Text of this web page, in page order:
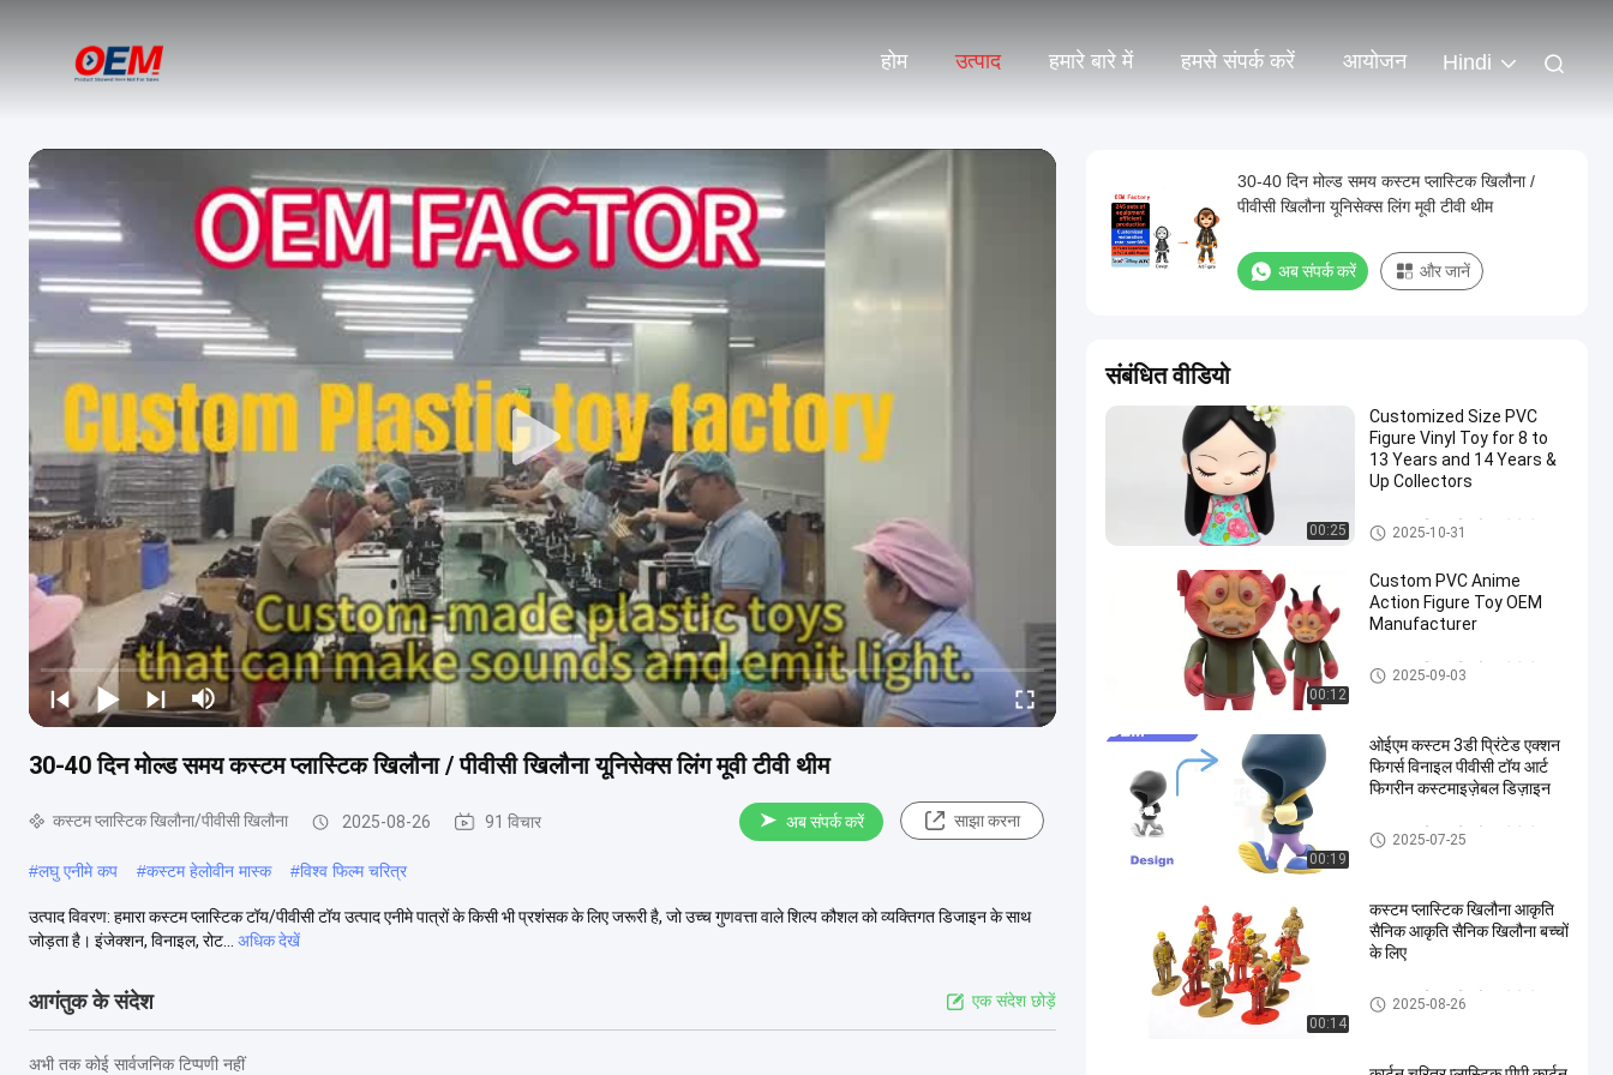
होम उत्पाद हमारे बारे में हमसे संपर्क करें आयोजन Hindi
30-40 दिन मोल्ड समय कस्टम प्लास्टिक खिलौना / पीवीसी खिलौना यूनिसेक्स लिंग मूवी टीवी थीम
कस्टम प्लास्टिक खिलौना/पीवीसी खिलौना 2025-08-26 91 विचार अब संपर्क करें साझा करना
#लघु एनीमे कप #कस्टम हेलोवीन मास्क #विश्व फिल्म चरित्र
उत्पाद विवरण: हमारा कस्टम प्लास्टिक टॉय/पीवीसी टॉय उत्पाद एनीमे पात्रों के किसी भी प्रशंसक के लिए जरूरी है, जो उच्च गुणवत्ता वाले शिल्प कौशल को व्यक्तिगत डिजाइन के साथ
जोड़ता है। इंजेक्शन, विनाइल, रोट...
अधिक देखें
आगंतुक के संदेश एक संदेश छोड़ें
अभी तक कोई सार्वजनिक टिप्पणी नहीं
30-40 दिन मोल्ड समय कस्टम प्लास्टिक खिलौना /
पीवीसी खिलौना यूनिसेक्स लिंग मूवी टीवी थीम
अब संपर्क करें और जानें
संबंधित वीडियो
00:25
Customized Size PVC
Figure Vinyl Toy for 8 to
13 Years and 14 Years &
Up Collectors
कस्टम प्लास्टिक खिलौना/पीवीसी
खिलौना
2025-10-31
00:12
Custom PVC Anime
Action Figure Toy OEM
Manufacturer
कस्टम प्लास्टिक खिलौना/पीवीसी
खिलौना
2025-09-03
00:19
ओईएम कस्टम 3डी प्रिंटेड एक्शन
फिगर्स विनाइल पीवीसी टॉय आर्ट
फिगरीन कस्टमाइज़ेबल डिज़ाइन
कस्टम प्लास्टिक खिलौना/पीवीसी
खिलौना
2025-07-25
00:14
कस्टम प्लास्टिक खिलौना आकृति
सैनिक आकृति सैनिक खिलौना बच्चों
के लिए
कस्टम प्लास्टिक खिलौना/पीवीसी
खिलौना
2025-08-26